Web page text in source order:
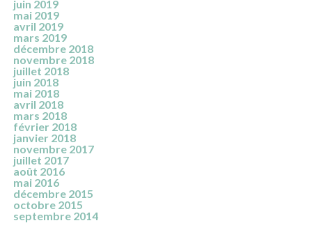
juin 2019
mai 2019
avril 2019
mars 2019
décembre 2018
novembre 2018
juillet 2018
juin 2018
mai 2018
avril 2018
mars 2018
février 2018
janvier 2018
novembre 2017
juillet 2017
août 2016
mai 2016
décembre 2015
octobre 2015
septembre 2014